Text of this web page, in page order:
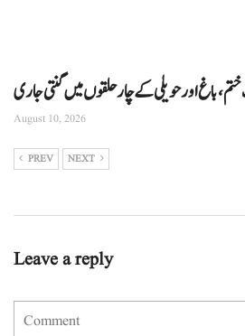
باغ اور حویلی کے چار حلقوں میں گنتی جاری
August 10, 2026
PREV NEXT
Leave a reply